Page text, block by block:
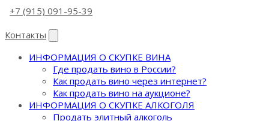
+7 (915) 091-95-39
Контакты
ИНФОРМАЦИЯ О СКУПКЕ ВИНА
Где продать вино в России?
Как продать вино через интернет?
Как продать вино на аукционе?
ИНФОРМАЦИЯ О СКУПКЕ АЛКОГОЛЯ
Продать элитный алкоголь